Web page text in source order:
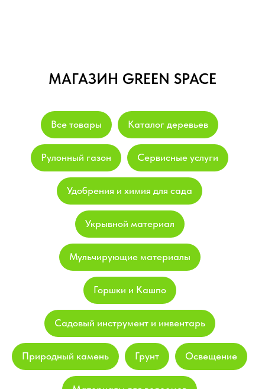
МАГАЗИН GREEN SPACE
Все товары Каталог деревьев
Рулонный газон Сервисные услуги
Удобрения и химия для сада
Укрывной материал
Мульчирующие материалы
Горшки и Кашпо
Садовый инструмент и инвентарь
Природный камень Грунт Освещение